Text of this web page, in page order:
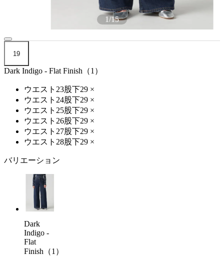
1/15
19
Dark Indigo - Flat Finish（1）
ウエスト23股下29 ×
ウエスト24股下29 ×
ウエスト25股下29 ×
ウエスト26股下29 ×
ウエスト27股下29 ×
ウエスト28股下29 ×
バリエーション
Dark
Indigo -
Flat
Finish（1）